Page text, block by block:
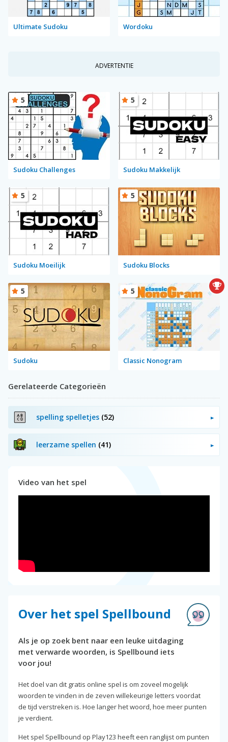
Ultimate Sudoku Wordoku
ADVERTENTIE
Sudoku Challenges
5
Sudoku Makkelijk
5
Sudoku Moeilijk
5
Sudoku Blocks
5
Sudoku
5
Classic Nonogram
5
Gerelateerde Categorieën
spelling spelletjes (52)
leerzame spellen (41)
Video van het spel
Over het spel Spellbound
Als je op zoek bent naar een leuke uitdaging
met verwarde woorden, is Spellbound iets
voor jou!
Het doel van dit gratis online spel is om zoveel mogelijk
woorden te vinden in de zeven willekeurige letters voordat
de tijd verstreken is. Hoe langer het woord, hoe meer punten
je verdient.
Het spel Spellbound op Play123 heeft een ranglijst om punten